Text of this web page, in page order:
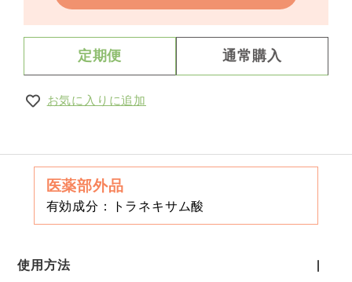
定期便 通常購入
お気に入りに追加
医薬部外品
有効成分：トラネキサム酸
使用方法